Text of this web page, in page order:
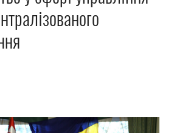
Міська влада
Міська рада